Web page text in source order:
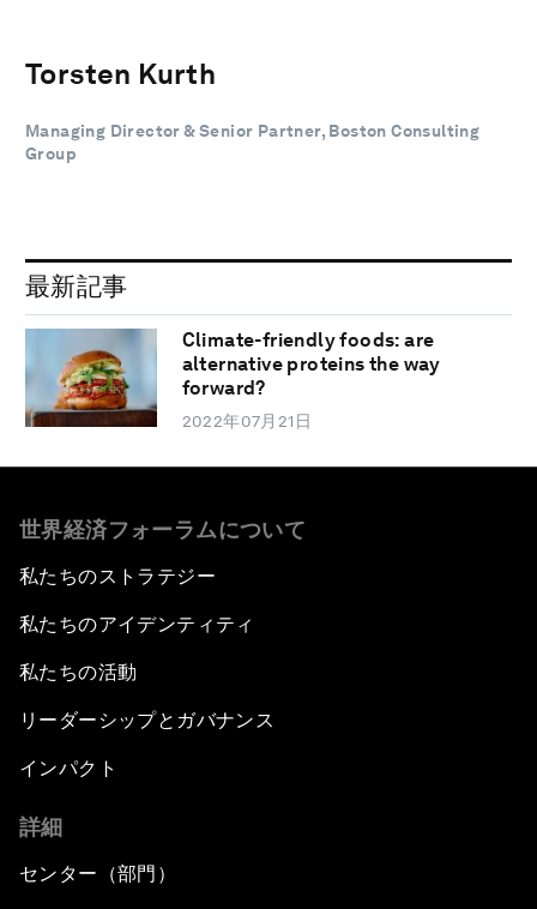
Torsten Kurth
Managing Director & Senior Partner, Boston Consulting
Group
最新記事
Climate-friendly foods: are
alternative proteins the way
forward?
2022年07月21日
世界経済フォーラムについて
私たちのストラテジー
私たちのアイデンティティ
私たちの活動
リーダーシップとガバナンス
インパクト
詳細
センター（部門）